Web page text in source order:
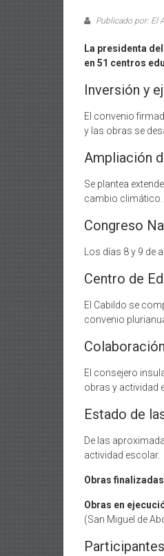
Publicado por: El
La presidenta
en 51 centros
Inversión y
El convenio
y las obras se
Ampliación
Se plantea
cambio climático.
Congreso
Los días 8 y 9
Centro de
El Cabildo se
convenio
El consejero
obras y actividad
Estado de
De las
actividad escolar.
Obras
Obras en
(San Miguel de